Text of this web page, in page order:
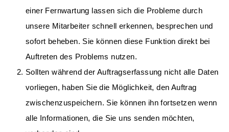
einer Fernwartung lassen sich die Probleme durch
unsere Mitarbeiter schnell erkennen, besprechen und
sofort beheben. Sie können diese Funktion direkt bei
Auftreten des Problems nutzen.
Sollten während der Auftragserfassung nicht alle Daten
vorliegen, haben Sie die Möglichkeit, den Auftrag
zwischenzuspeichern. Sie können ihn fortsetzen wenn
alle Informationen, die Sie uns senden möchten,